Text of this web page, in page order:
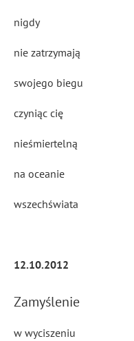
nigdy
nie zatrzymają
swojego biegu
czyniąc cię
nieśmiertelną
na oceanie
wszechświata
12.10.2012
Zamyślenie
w wyciszeniu